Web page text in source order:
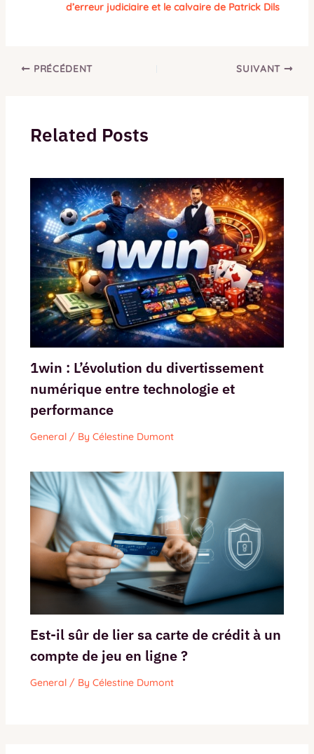
d’erreur judiciaire et le calvaire de Patrick Dils
PRÉCÉDENT SUIVANT
Related Posts
1win : L’évolution du divertissement
numérique entre technologie et
performance
General/ By Célestine Dumont
Est-il sûr de lier sa carte de crédit à un
compte de jeu en ligne ?
General/ By Célestine Dumont